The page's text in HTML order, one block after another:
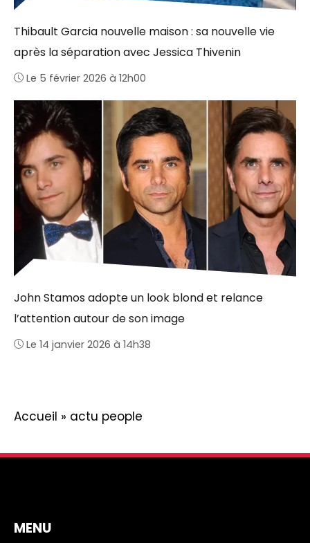
Thibault Garcia nouvelle maison : sa nouvelle vie
après la séparation avec Jessica Thivenin
Le 5 février 2026 à 12h00
John Stamos adopte un look blond et relance
l’attention autour de son image
Le 14 janvier 2026 à 14h38
Accueil » actu people
MENU